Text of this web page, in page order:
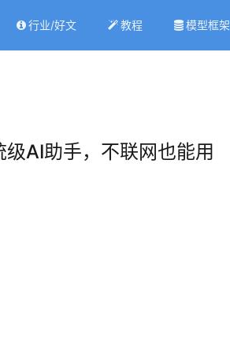
行业/好文 教程 模型框架
AI助手，不联网也能用